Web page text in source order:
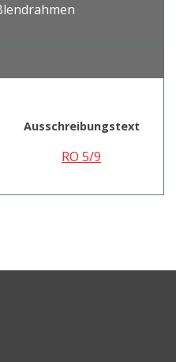
Ausschreibungstext
RO 5/9